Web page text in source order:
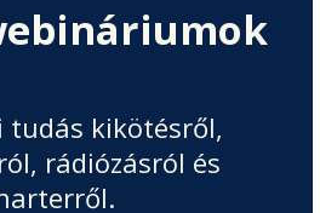
tudás kikötésről,
rádiózásról és